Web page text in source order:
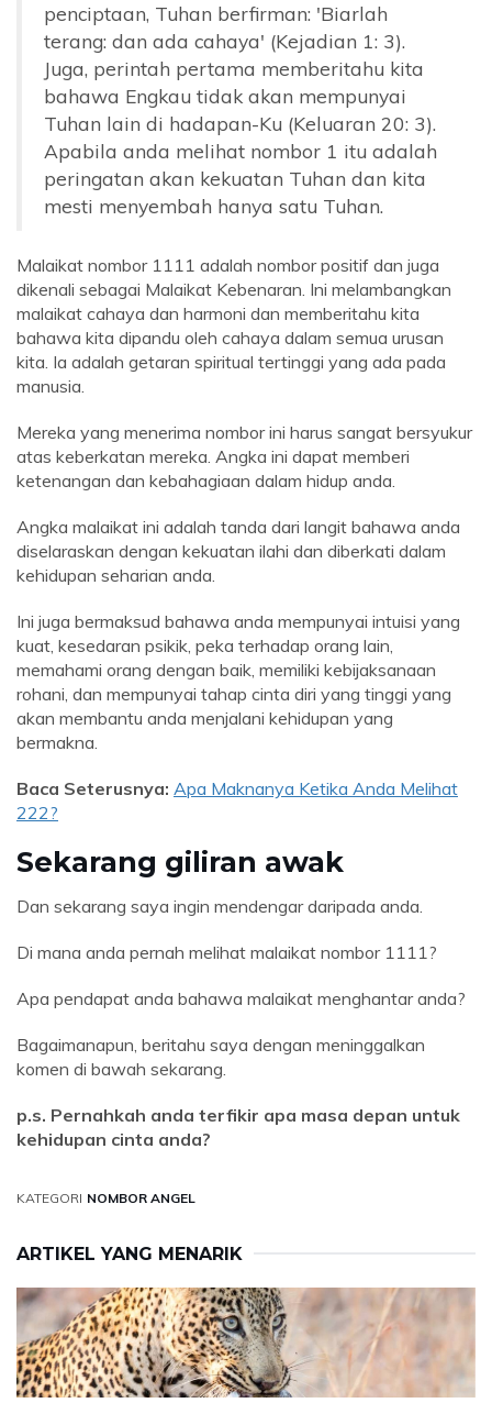
penciptaan, Tuhan berfirman: 'Biarlah
terang: dan ada cahaya' (Kejadian 1: 3).
Juga, perintah pertama memberitahu kita
bahawa Engkau tidak akan mempunyai
Tuhan lain di hadapan-Ku (Keluaran 20: 3).
Apabila anda melihat nombor 1 itu adalah
peringatan akan kekuatan Tuhan dan kita
mesti menyembah hanya satu Tuhan.
Malaikat nombor 1111 adalah nombor positif dan juga
dikenali sebagai Malaikat Kebenaran. Ini melambangkan
malaikat cahaya dan harmoni dan memberitahu kita
bahawa kita dipandu oleh cahaya dalam semua urusan
kita. Ia adalah getaran spiritual tertinggi yang ada pada
manusia.
Mereka yang menerima nombor ini harus sangat bersyukur
atas keberkatan mereka. Angka ini dapat memberi
ketenangan dan kebahagiaan dalam hidup anda.
Angka malaikat ini adalah tanda dari langit bahawa anda
diselaraskan dengan kekuatan ilahi dan diberkati dalam
kehidupan seharian anda.
Ini juga bermaksud bahawa anda mempunyai intuisi yang
kuat, kesedaran psikik, peka terhadap orang lain,
memahami orang dengan baik, memiliki kebijaksanaan
rohani, dan mempunyai tahap cinta diri yang tinggi yang
akan membantu anda menjalani kehidupan yang
bermakna.
Baca Seterusnya: Apa Maknanya Ketika Anda Melihat
222?
Sekarang giliran awak
Dan sekarang saya ingin mendengar daripada anda.
Di mana anda pernah melihat malaikat nombor 1111?
Apa pendapat anda bahawa malaikat menghantar anda?
Bagaimanapun, beritahu saya dengan meninggalkan
komen di bawah sekarang.
p.s. Pernahkah anda terfikir apa masa depan untuk
kehidupan cinta anda?
KATEGORI NOMBOR ANGEL
ARTIKEL YANG MENARIK